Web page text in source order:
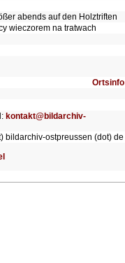
abends auf den Holztriften
wieczorem na tratwach
Ortsinfo
kontakt@bildarchiv-
bildarchiv-ostpreussen (dot) de